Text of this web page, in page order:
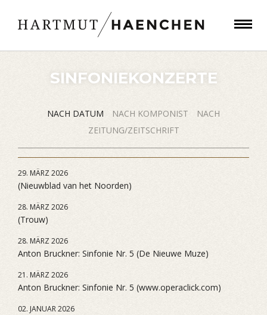
SINFONIEKONZERTE
NACH DATUM NACH KOMPONIST
NACH
ZEITUNG/ZEITSCHRIFT
29. MÄRZ 2026
(Nieuwblad van het Noorden)
28. MÄRZ 2026
(Trouw)
28. MÄRZ 2026
Anton Bruckner: Sinfonie Nr. 5 (De Nieuwe Muze)
21. MÄRZ 2026
Anton Bruckner: Sinfonie Nr. 5 (www.operaclick.com)
02. JANUAR 2026